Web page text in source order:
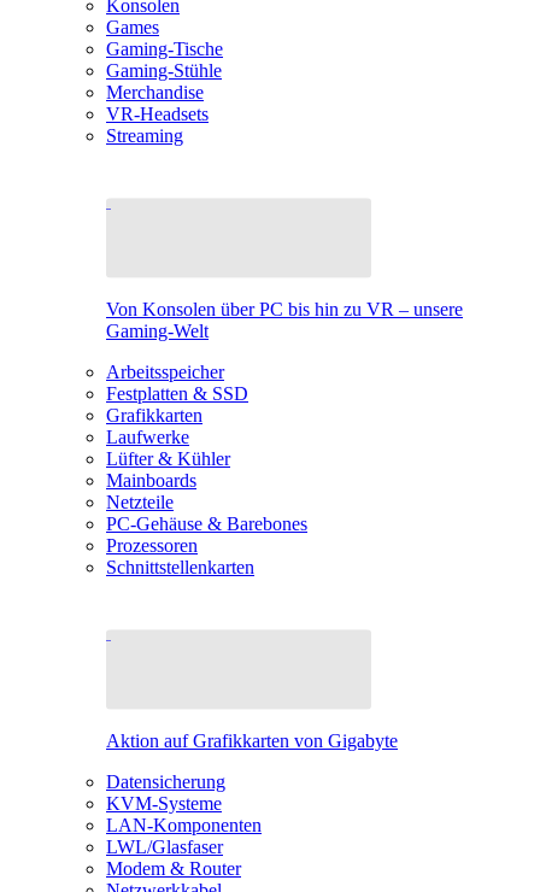
Konsolen
Games
Gaming-Tische
Gaming-Stühle
Merchandise
VR-Headsets
Streaming
Von Konsolen über PC bis hin zu VR – unsere
Gaming-Welt
Arbeitsspeicher
Festplatten & SSD
Grafikkarten
Laufwerke
Lüfter & Kühler
Mainboards
Netzteile
PC-Gehäuse & Barebones
Prozessoren
Schnittstellenkarten
Aktion auf Grafikkarten von Gigabyte
Datensicherung
KVM-Systeme
LAN-Komponenten
LWL/Glasfaser
Modem & Router